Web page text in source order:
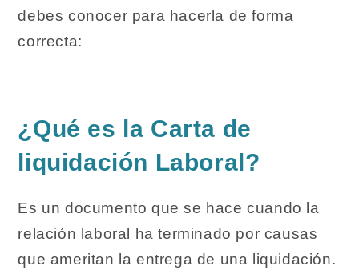
debes conocer para hacerla de forma
correcta:
¿Qué es la Carta de
liquidación Laboral?
Es un documento que se hace cuando la
relación laboral ha terminado por causas
que ameritan la entrega de una liquidación.